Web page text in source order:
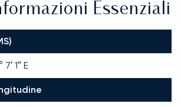
Essenziali
1″ E